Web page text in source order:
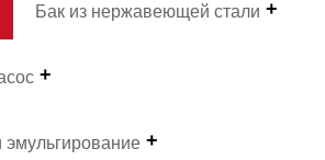
Бак из нержавеющей стали